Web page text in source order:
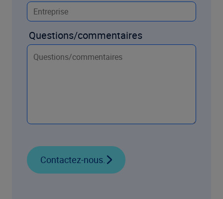
Questions/commentaires
Contactez-nous.